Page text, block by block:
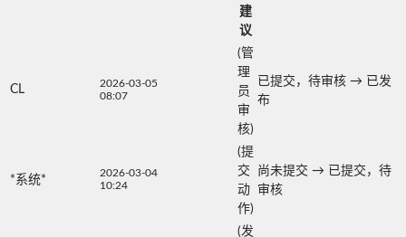
建
议
CL
2026-03-05
08:07
(管
理
员
审
核)
已提交，待审核 → 已发
布
*系统*
2026-03-04
10:24
(提
交
动
作)
尚未提交 → 已提交，待
审核
(发